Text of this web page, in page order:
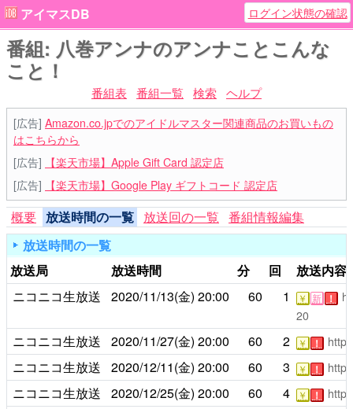
アイマスDB ログイン状態の確認
番組: 八巻アンナのアンナことこんな
こと！
番組表 番組一覧 検索 ヘルプ
[広告] Amazon.co.jpでのアイドルマスター関連商品のお買いもの
はこちらから
[広告]
【楽天市場】Apple Gift Card 認定店
[広告]
【楽天市場】Google Play ギフトコード 認定店
概要 放送時間の一覧 放送回の一覧 番組情報編集
放送時間の一覧
放送局
放送時間 分 回
放送内容
ニコニコ生放送
2020/11/13(金) 20:00 60 1 ￥ 新 ！
20
ニコニコ生放送 2020/11/27(金) 20:00 60 2 ￥ ！
ニコニコ生放送 2020/12/11(金) 20:00 60 3 ￥ ！
ニコニコ生放送 2020/12/25(金) 20:00 60 4 ￥ ！